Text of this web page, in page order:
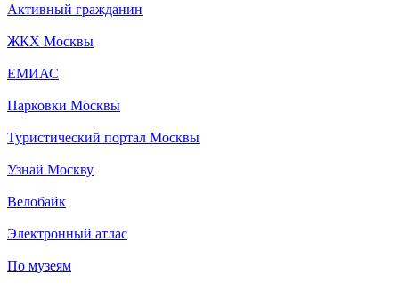
Активный гражданин
ЖКХ Москвы
ЕМИАС
Парковки Москвы
Туристический портал Москвы
Узнай Москву
Велобайк
Электронный атлас
По музеям